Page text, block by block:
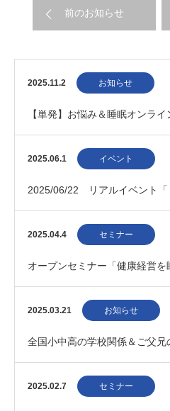
前のお知らせ
2025.11.2 お知らせ
【単発】お悩み＆睡眠オンラ
2025.06.1 イベント
2025/06/22 リアルイベント「
2025.04.4 セミナー
オープンセミナー「健康経営
由」
2025.03.21 お知らせ
全国小中高の学校関係＆ご父
2025.02.7 セミナー